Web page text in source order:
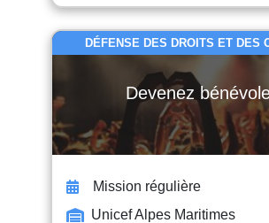
DÉFENSE DES DROITS ET DES
Devenez
Mission régulière
Unicef Alpes Maritimes